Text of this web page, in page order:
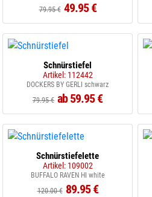
79.95 € 49.95 €
Schnürstiefel
Artikel: 112442
DOCKERS BY GERLI schwarz
79.95 € ab 59.95 €
Schnürstiefelette
Artikel: 109002
BUFFALO RAVEN HI white
120.00 € 89.95 €